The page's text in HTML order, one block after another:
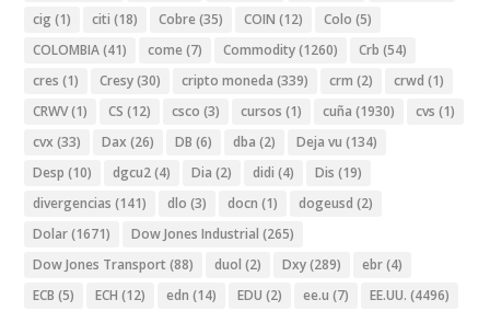
cig (1) citi (18) Cobre (35) COIN (12) Colo (5)
COLOMBIA(41) come (7) Commodity(1260) Crb (54)
cres (1) Cresy(30) cripto moneda (339) crm (2) crwd (1)
CRWV(1) CS (12) csco (3) cursos (1) cuña (1930) cvs (1)
cvx (33) Dax (26) DB (6) dba (2) Deja vu (134)
Desp (10) dgcu2(4) Dia (2) didi (4) Dis (19)
divergencias (141) dlo (3) docn (1) dogeusd (2)
Dolar(1671) Dow Jones Industrial (265)
Dow Jones Transport (88) duol (2) Dxy(289) ebr(4)
ECB (5) ECH (12) edn (14) EDU (2) ee.u (7) EE.UU. (4496)